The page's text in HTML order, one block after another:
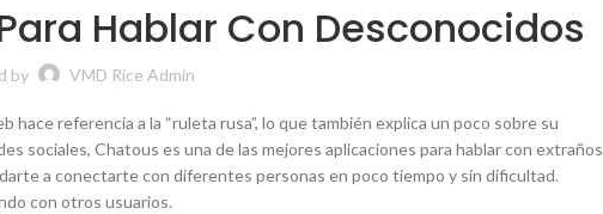
Hablar Con Desconocidos
by VMD Rice Admin
referencia a la “ruleta rusa”, lo que también explica un poco sobre su
sociales, Chatous es una de las mejores aplicaciones para hablar con extraños
a conectarte con diferentes personas en poco tiempo y sin dificultad.
con otros usuarios.